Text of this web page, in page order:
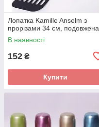
Лопатка Kamille Anselm з
прорізами 34 см, подовжена
В наявності
152 ₴
Купити